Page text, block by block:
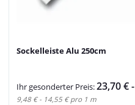
Sockelleiste Alu 250cm
Ihr gesonderter Preis:23,70 € -
9,48 € - 14,55 € pro 1 m